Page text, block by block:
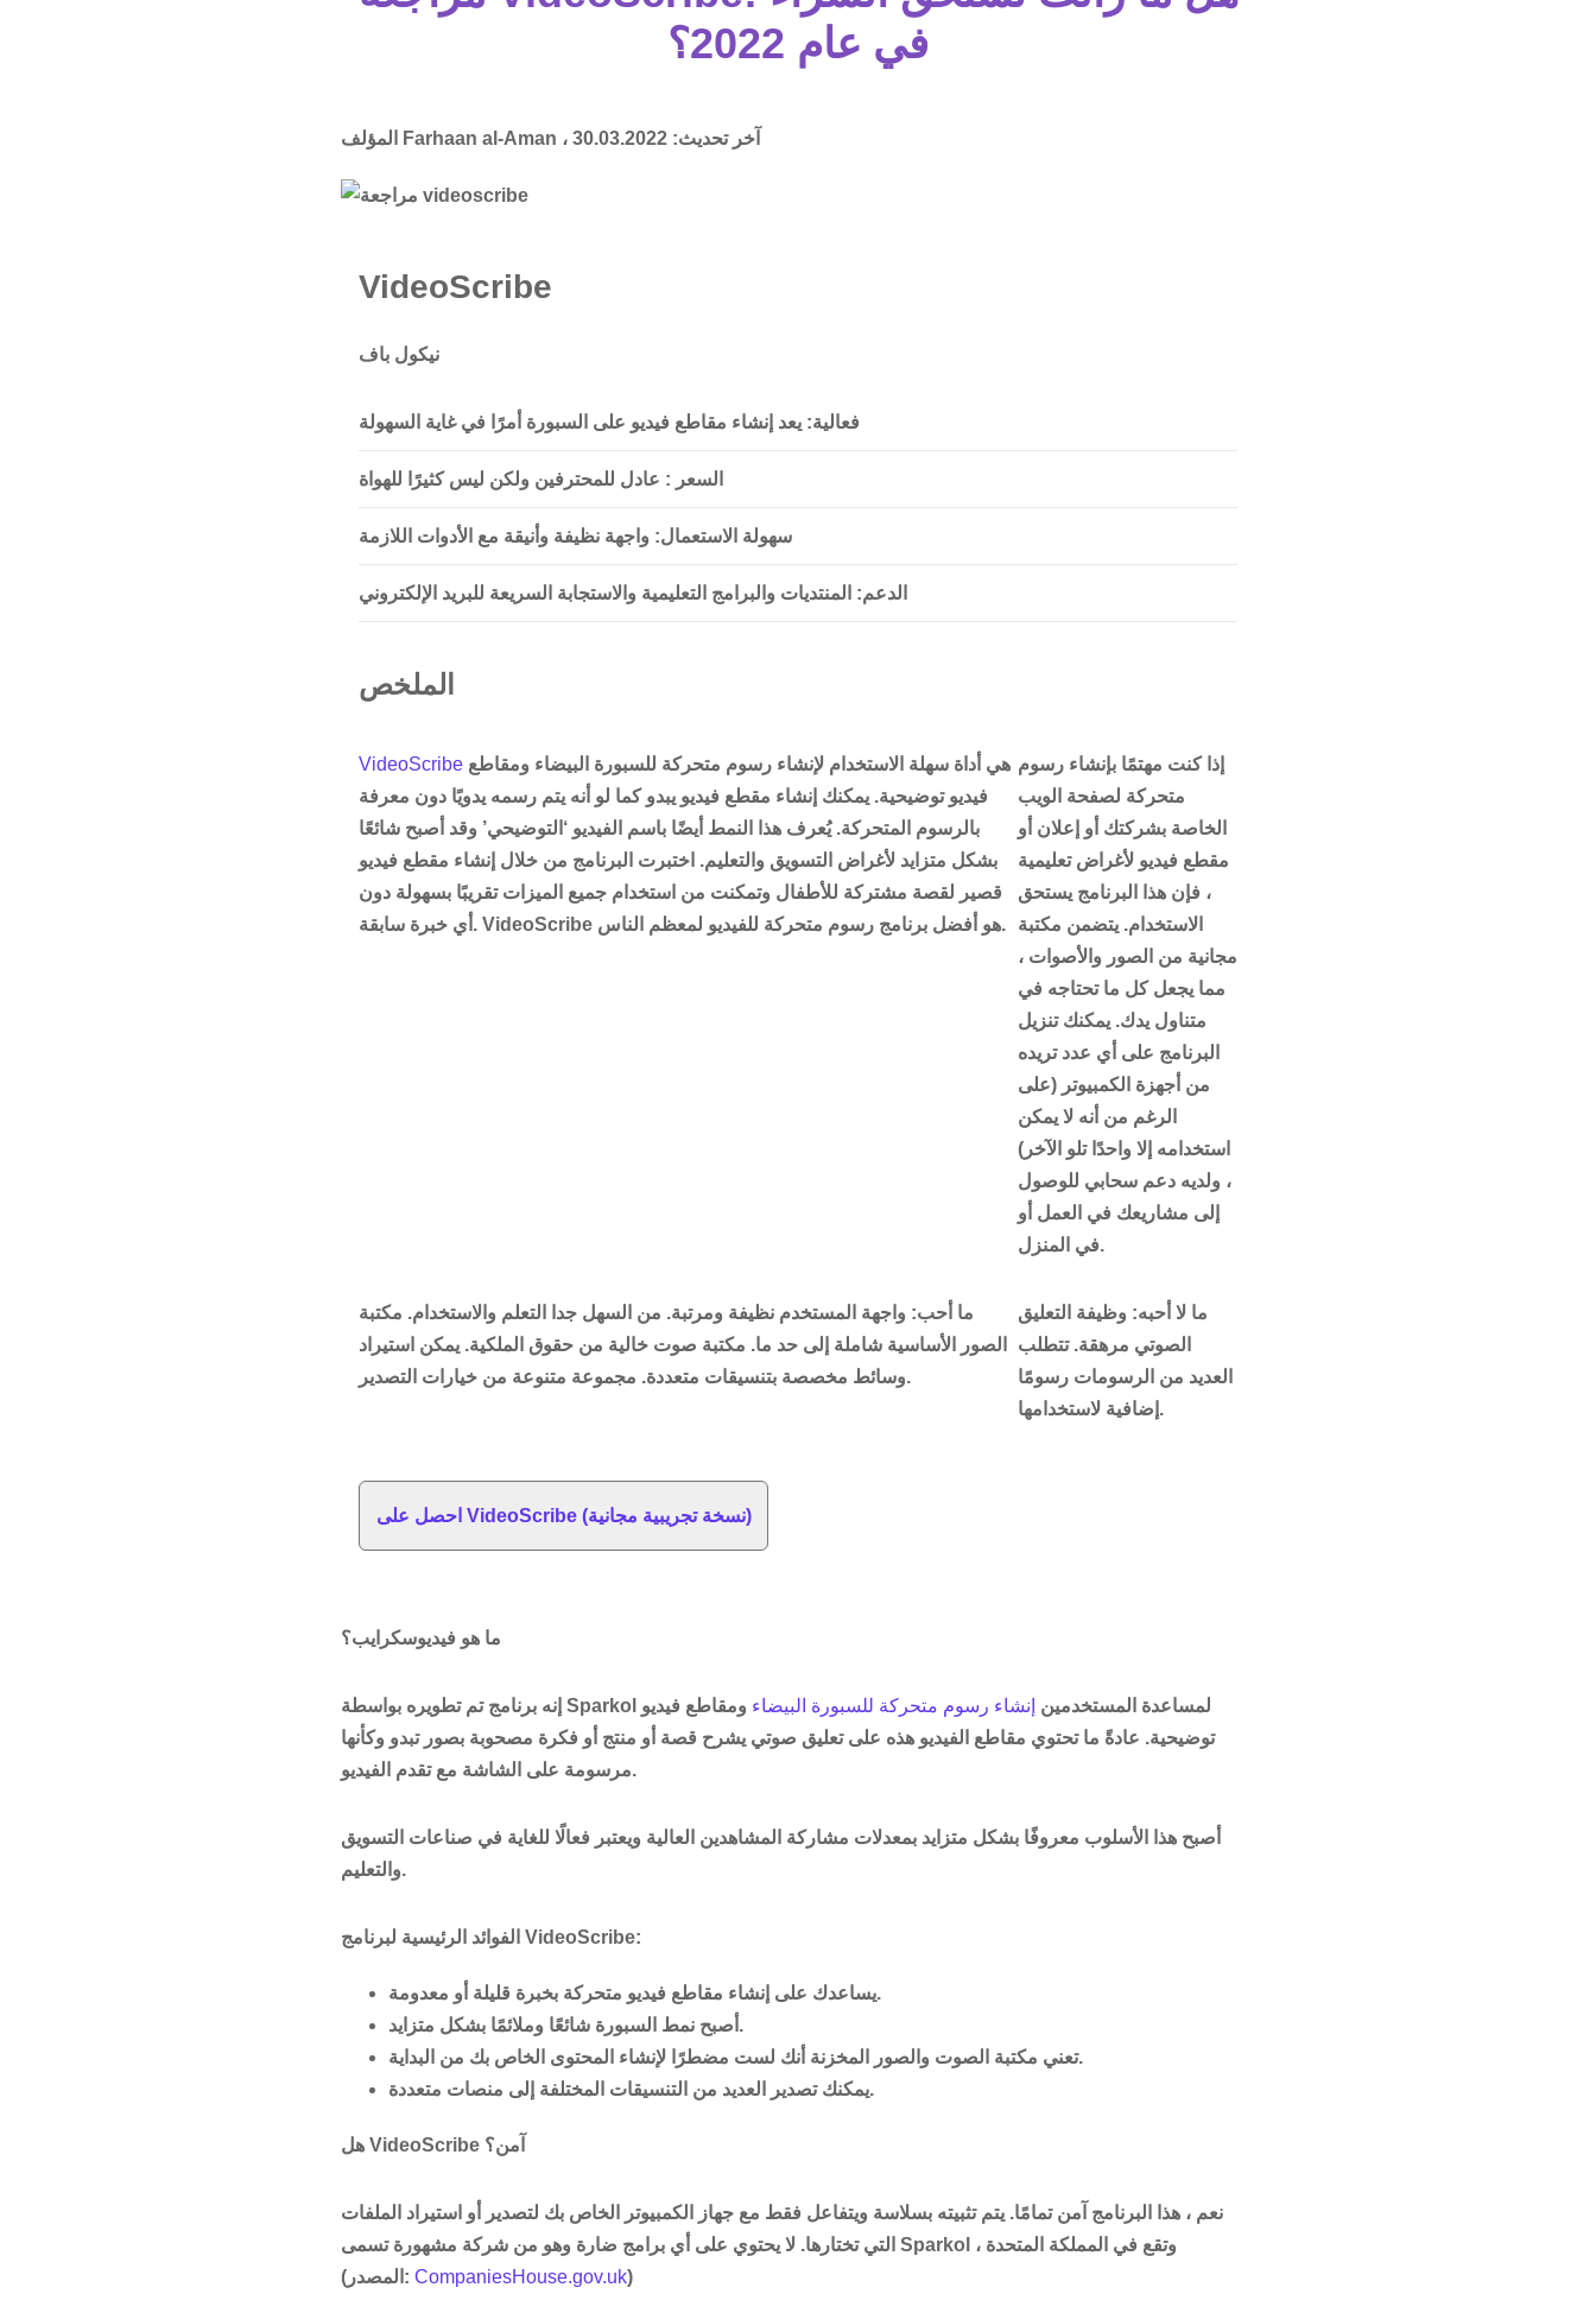
في عام 2022؟
Farhaan al-Aman ، آخر تحديث: 30.03.2022
VideoScribe
نيكول باف
فعالية: يعد إنشاء مقاطع فيديو على السبورة أمرًا في غاية السهولة
السعر : عادل للمحترفين ولكن ليس كثيرًا للهواة
سهولة الاستعمال: واجهة نظيفة وأنيقة مع الأدوات اللازمة
الدعم: المنتديات والبرامج التعليمية والاستجابة السريعة للبريد الإلكتروني
الملخص
VideoScribe
فيديو توضيحية. يمكنك إنشاء مقطع فيديو يبدو كما لو أنه يتم رسمه يدويًا دون معرفة
بالرسوم المتحركة. يُعرف هذا النمط أيضًا باسم الفيديو ‘التوضيحي’ وقد أصبح شائعًا
بشكل متزايد لأغراض التسويق والتعليم. اختبرت البرنامج من خلال إنشاء مقطع فيديو
قصير لقصة مشتركة للأطفال وتمكنت من استخدام جميع الميزات تقريبًا بسهولة دون
أي خبرة سابقة. VideoScribe هو أفضل برنامج رسوم متحركة للفيديو لمعظم الناس.
إذا كنت مهتمًا بإنشاء رسوم
متحركة لصفحة الويب
الخاصة بشركتك أو إعلان أو
مقطع فيديو لأغراض تعليمية
، فإن هذا البرنامج يستحق
الاستخدام. يتضمن مكتبة
مجانية من الصور والأصوات ،
مما يجعل كل ما تحتاجه في
متناول يدك. يمكنك تنزيل
البرنامج على أي عدد تريده
من أجهزة الكمبيوتر (على
الرغم من أنه لا يمكن
استخدامه إلا واحدًا تلو الآخر)
، ولديه دعم سحابي للوصول
إلى مشاريعك في العمل أو
في المنزل.
ما أحب: واجهة المستخدم نظيفة ومرتبة. من السهل جدا التعلم والاستخدام. مكتبة
الصور الأساسية شاملة إلى حد ما. مكتبة صوت خالية من حقوق الملكية. يمكن استيراد
وسائط مخصصة بتنسيقات متعددة. مجموعة متنوعة من خيارات التصدير.
ما لا أحبه: وظيفة التعليق
الصوتي مرهقة. تتطلب
العديد من الرسومات رسومًا
إضافية لاستخدامها.
احصل على VideoScribe (نسخة تجريبية مجانية)
ما هو فيديوسكرايب؟
إنه برنامج تم تطويره بواسطة Sparkol لمساعدة المستخدمين إنشاء رسوم متحركة للسبورة البيضاء ومقاطع فيديو
توضيحية. عادةً ما تحتوي مقاطع الفيديو هذه على تعليق صوتي يشرح قصة أو منتج أو فكرة مصحوبة بصور تبدو وكأنها
مرسومة على الشاشة مع تقدم الفيديو.
أصبح هذا الأسلوب معروفًا بشكل متزايد بمعدلات مشاركة المشاهدين العالية ويعتبر فعالًا للغاية في صناعات التسويق
والتعليم.
الفوائد الرئيسية لبرنامج VideoScribe:
يساعدك على إنشاء مقاطع فيديو متحركة بخبرة قليلة أو معدومة.
أصبح نمط السبورة شائعًا وملائمًا بشكل متزايد.
تعني مكتبة الصوت والصور المخزنة أنك لست مضطرًا لإنشاء المحتوى الخاص بك من البداية.
يمكنك تصدير العديد من التنسيقات المختلفة إلى منصات متعددة.
هل VideoScribe آمن؟
نعم ، هذا البرنامج آمن تمامًا. يتم تثبيته بسلاسة ويتفاعل فقط مع جهاز الكمبيوتر الخاص بك لتصدير أو استيراد الملفات
التي تختارها. لا يحتوي على أي برامج ضارة وهو من شركة مشهورة تسمى Sparkol ، وتقع في المملكة المتحدة
(المصدر: CompaniesHouse.gov.uk)